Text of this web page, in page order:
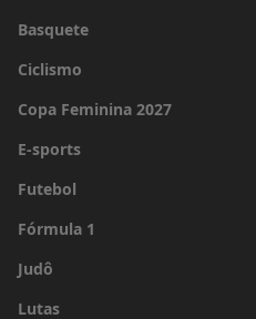
Basquete
Ciclismo
Copa Feminina 2027
E-sports
Futebol
Fórmula 1
Judô
Lutas